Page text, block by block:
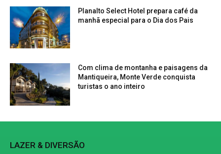
Planalto Select Hotel prepara café da
manhã especial para o Dia dos Pais
Com clima de montanha e paisagens da
Mantiqueira, Monte Verde conquista
turistas o ano inteiro
LAZER & DIVERSÃO